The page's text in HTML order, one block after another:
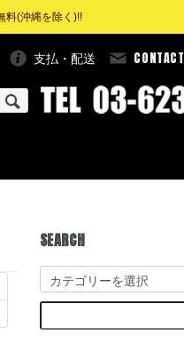
(沖縄を除く)!!
支払・配送 CONTACT
SEARCH